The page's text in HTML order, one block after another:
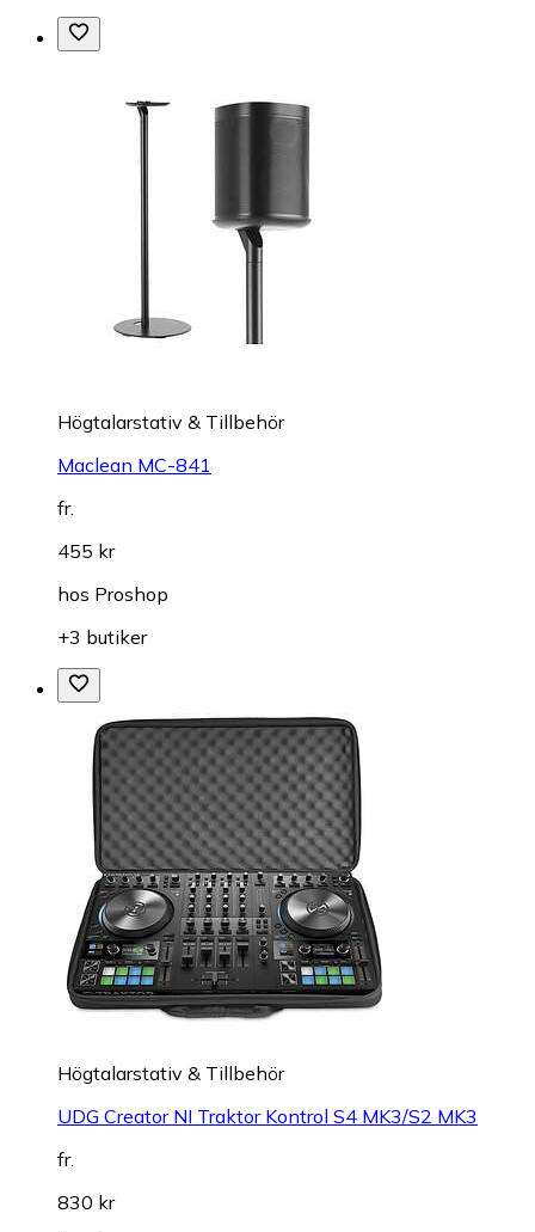
Högtalarstativ & Tillbehör
Maclean MC-841
fr.
455 kr
hos Proshop
+3 butiker
Högtalarstativ & Tillbehör
UDG Creator NI Traktor Kontrol S4 MK3/S2 MK3
fr.
830 kr